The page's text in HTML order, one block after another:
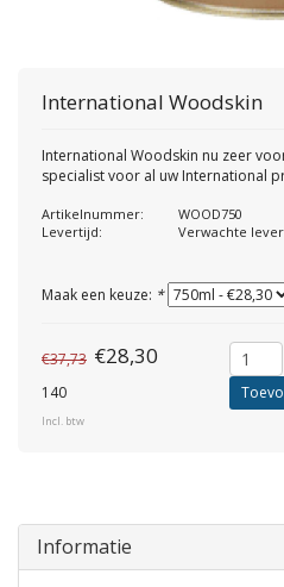
International Woodskin
International Woodskin nu zeer
specialist voor al uw International
Artikelnummer:
WOOD750
Levertijd:
Verwachte
Maak een keuze: *
€37,73 €28,30
140
Incl. btw
Informatie